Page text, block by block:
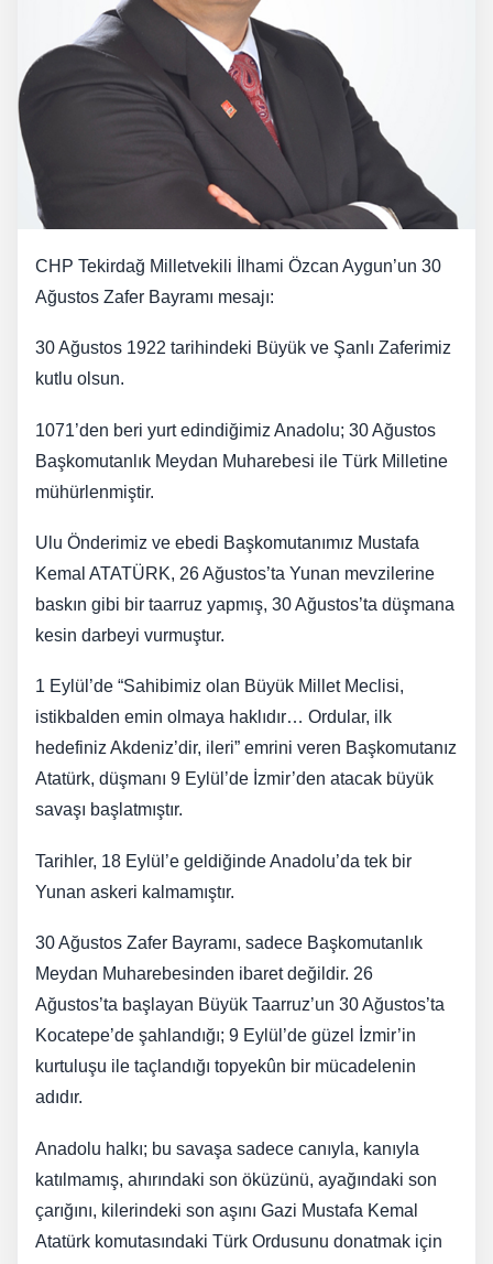
CHP Tekirdağ Milletvekili İlhami Özcan Aygun’un 30
Ağustos Zafer Bayramı mesajı:
30 Ağustos 1922 tarihindeki Büyük ve Şanlı Zaferimiz
kutlu olsun.
1071’den beri yurt edindiğimiz Anadolu; 30 Ağustos
Başkomutanlık Meydan Muharebesi ile Türk Milletine
mühürlenmiştir.
Ulu Önderimiz ve ebedi Başkomutanımız Mustafa
Kemal ATATÜRK, 26 Ağustos’ta Yunan mevzilerine
baskın gibi bir taarruz yapmış, 30 Ağustos’ta düşmana
kesin darbeyi vurmuştur.
1 Eylül’de “Sahibimiz olan Büyük Millet Meclisi,
istikbalden emin olmaya haklıdır… Ordular, ilk
hedefiniz Akdeniz’dir, ileri” emrini veren Başkomutanız
Atatürk, düşmanı 9 Eylül’de İzmir’den atacak büyük
savaşı başlatmıştır.
Tarihler, 18 Eylül’e geldiğinde Anadolu’da tek bir
Yunan askeri kalmamıştır.
30 Ağustos Zafer Bayramı, sadece Başkomutanlık
Meydan Muharebesinden ibaret değildir. 26
Ağustos’ta başlayan Büyük Taarruz’un 30 Ağustos’ta
Kocatepe’de şahlandığı; 9 Eylül’de güzel İzmir’in
kurtuluşu ile taçlandığı topyekûn bir mücadelenin
adıdır.
Anadolu halkı; bu savaşa sadece canıyla, kanıyla
katılmamış, ahırındaki son öküzünü, ayağındaki son
çarığını, kilerindeki son aşını Gazi Mustafa Kemal
Atatürk komutasındaki Türk Ordusunu donatmak için